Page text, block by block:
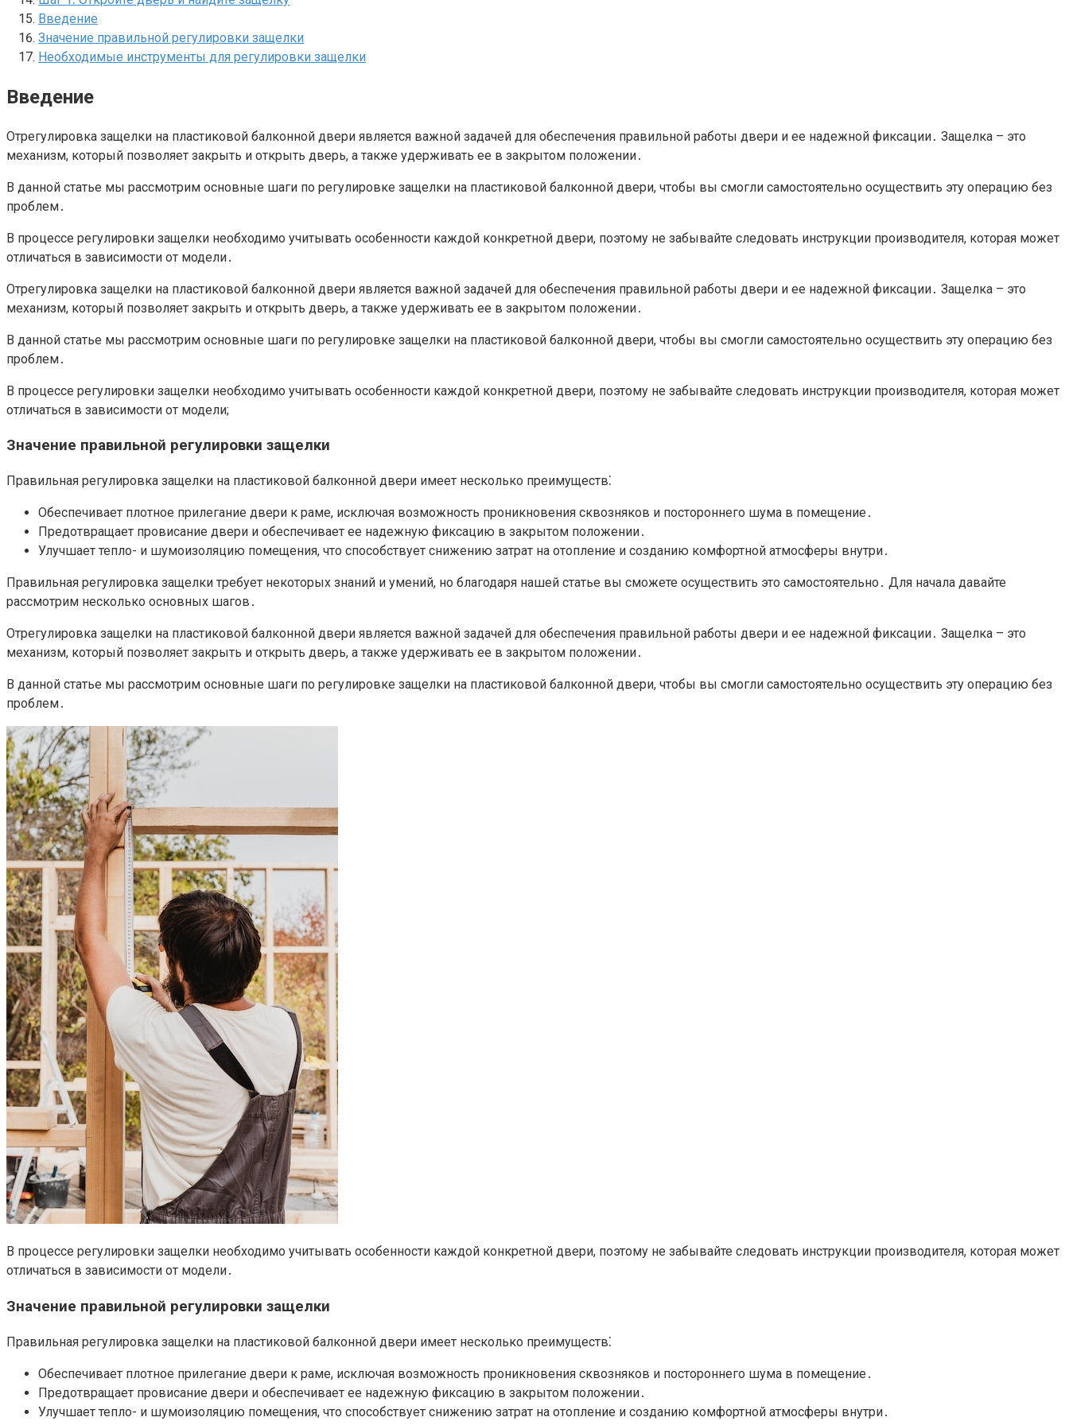
Введение
Значение правильной регулировки защелки
Необходимые инструменты для регулировки защелки
Введение
Отрегулировка защелки на пластиковой балконной двери является важной задачей для обеспечения правильной работы двери и ее надежной фиксации․ Защелка – это
механизм, который позволяет закрыть и открыть дверь, а также удерживать ее в закрытом положении․
В данной статье мы рассмотрим основные шаги по регулировке защелки на пластиковой балконной двери, чтобы вы смогли самостоятельно осуществить эту операцию без
проблем․
В процессе регулировки защелки необходимо учитывать особенности каждой конкретной двери, поэтому не забывайте следовать инструкции производителя, которая может
отличаться в зависимости от модели․
Отрегулировка защелки на пластиковой балконной двери является важной задачей для обеспечения правильной работы двери и ее надежной фиксации․ Защелка – это
механизм, который позволяет закрыть и открыть дверь, а также удерживать ее в закрытом положении․
В данной статье мы рассмотрим основные шаги по регулировке защелки на пластиковой балконной двери, чтобы вы смогли самостоятельно осуществить эту операцию без
проблем․
В процессе регулировки защелки необходимо учитывать особенности каждой конкретной двери, поэтому не забывайте следовать инструкции производителя, которая может
отличаться в зависимости от модели;
Значение правильной регулировки защелки
Правильная регулировка защелки на пластиковой балконной двери имеет несколько преимуществ⁚
Обеспечивает плотное прилегание двери к раме, исключая возможность проникновения сквозняков и постороннего шума в помещение․
Предотвращает провисание двери и обеспечивает ее надежную фиксацию в закрытом положении․
Улучшает тепло- и шумоизоляцию помещения, что способствует снижению затрат на отопление и созданию комфортной атмосферы внутри․
Правильная регулировка защелки требует некоторых знаний и умений, но благодаря нашей статье вы сможете осуществить это самостоятельно․ Для начала давайте
рассмотрим несколько основных шагов․
Отрегулировка защелки на пластиковой балконной двери является важной задачей для обеспечения правильной работы двери и ее надежной фиксации․ Защелка – это
механизм, который позволяет закрыть и открыть дверь, а также удерживать ее в закрытом положении․
В данной статье мы рассмотрим основные шаги по регулировке защелки на пластиковой балконной двери, чтобы вы смогли самостоятельно осуществить эту операцию без
проблем․
В процессе регулировки защелки необходимо учитывать особенности каждой конкретной двери, поэтому не забывайте следовать инструкции производителя, которая может
отличаться в зависимости от модели․
Значение правильной регулировки защелки
Правильная регулировка защелки на пластиковой балконной двери имеет несколько преимуществ⁚
Обеспечивает плотное прилегание двери к раме, исключая возможность проникновения сквозняков и постороннего шума в помещение․
Предотвращает провисание двери и обеспечивает ее надежную фиксацию в закрытом положении․
Улучшает тепло- и шумоизоляцию помещения, что способствует снижению затрат на отопление и созданию комфортной атмосферы внутри․